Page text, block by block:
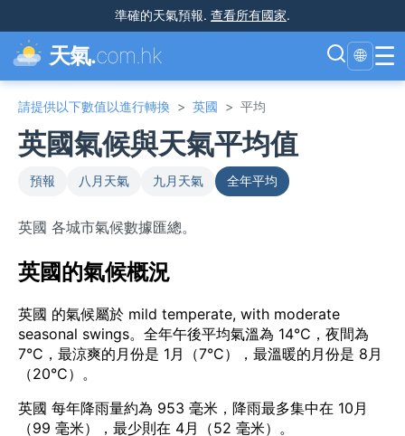
準確的天氣預報. 查看所有國家.
天氣.com.hk 🌐 ☰
請提供以下數值以進行轉換 > 英國 > 平均
英國氣候與天氣平均值
預報 八月天氣 九月天氣 全年平均
英國 各城市氣候數據匯總。
英國的氣候概況
英國 的氣候屬於 mild temperate, with moderate
seasonal swings。全年午後平均氣溫為 14°C，夜間為
7°C，最涼爽的月份是 1月（7°C），最溫暖的月份是 8月
（20°C）。
英國 每年降雨量約為 953 毫米，降雨最多集中在 10月
（99 毫米），最少則在 4月（52 毫米）。